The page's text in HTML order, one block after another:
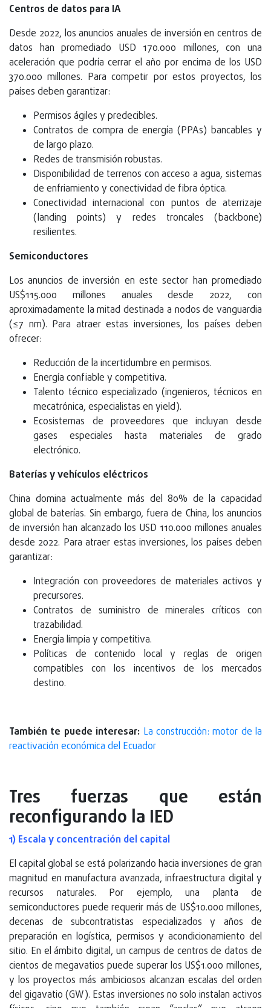
Centros de datos para IA
Desde 2022, los anuncios anuales de inversión en centros de
datos han promediado USD 170.000 millones, con una
aceleración que podría cerrar el año por encima de los USD
370.000 millones. Para competir por estos proyectos, los
países deben garantizar:
Permisos ágiles y predecibles.
Contratos de compra de energía (PPAs) bancables y
de largo plazo.
Redes de transmisión robustas.
Disponibilidad de terrenos con acceso a agua, sistemas
de enfriamiento y conectividad de fibra óptica.
Conectividad internacional con puntos de aterrizaje
(landing points) y redes troncales (backbone)
resilientes.
Semiconductores
Los anuncios de inversión en este sector han promediado
US$115.000 millones anuales desde 2022, con
aproximadamente la mitad destinada a nodos de vanguardia
(≤7 nm). Para atraer estas inversiones, los países deben
ofrecer:
Reducción de la incertidumbre en permisos.
Energía confiable y competitiva.
Talento técnico especializado (ingenieros, técnicos en
mecatrónica, especialistas en yield).
Ecosistemas de proveedores que incluyan desde
gases especiales hasta materiales de grado
electrónico.
Baterías y vehículos eléctricos
China domina actualmente más del 80% de la capacidad
global de baterías. Sin embargo, fuera de China, los anuncios
de inversión han alcanzado los USD 110.000 millones anuales
desde 2022. Para atraer estas inversiones, los países deben
garantizar:
Integración con proveedores de materiales activos y
precursores.
Contratos de suministro de minerales críticos con
trazabilidad.
Energía limpia y competitiva.
Políticas de contenido local y reglas de origen
compatibles con los incentivos de los mercados
destino.
También te puede interesar: La construcción: motor de la
reactivación económica del Ecuador
Tres fuerzas que están
reconfigurando la IED
1) Escala y concentración del capital
El capital global se está polarizando hacia inversiones de gran
magnitud en manufactura avanzada, infraestructura digital y
recursos naturales. Por ejemplo, una planta de
semiconductores puede requerir más de US$10.000 millones,
decenas de subcontratistas especializados y años de
preparación en logística, permisos y acondicionamiento del
sitio. En el ámbito digital, un campus de centros de datos de
cientos de megavatios puede superar los US$1.000 millones,
y los proyectos más ambiciosos alcanzan escalas del orden
del gigavatio (GW). Estas inversiones no solo instalan activos